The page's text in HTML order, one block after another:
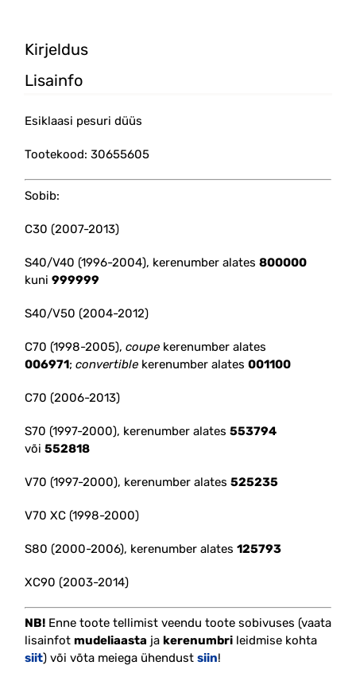
Kirjeldus
Lisainfo
Esiklaasi pesuri düüs
Tootekood: 30655605
Sobib:
C30 (2007-2013)
S40/V40 (1996-2004), kerenumber alates 800000
kuni 999999
S40/V50 (2004-2012)
C70 (1998-2005), coupe kerenumber alates
006971; convertible kerenumber alates 001100
C70 (2006-2013)
S70 (1997-2000), kerenumber alates 553794
või 552818
V70 (1997-2000), kerenumber alates 525235
V70 XC (1998-2000)
S80 (2000-2006), kerenumber alates 125793
XC90 (2003-2014)
NB! Enne toote tellimist veendu toote sobivuses (vaata
lisainfot mudeliaasta ja kerenumbri leidmise kohta
siit) või võta meiega ühendust siin!